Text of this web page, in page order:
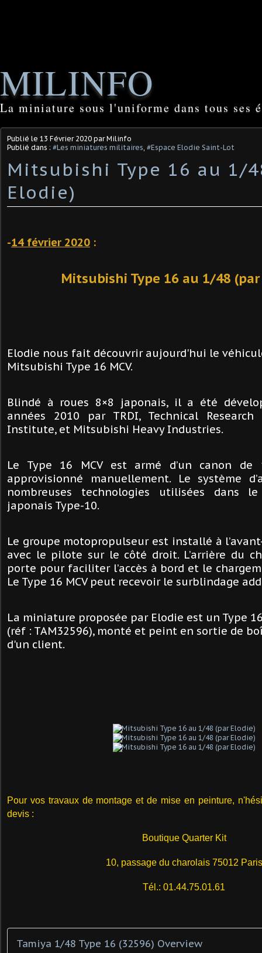
MILINFO
La miniature sous l'uniforme dans tous ses
Publié le 13 Février 2020 par Milinfo
Publié dans : #Les miniatures militaires, #Espace Elodie Saint-Lot
Mitsubishi Type 16 au 1/
Elodie)
-14 février 2020 :
Mitsubishi Type 16 au 1/48
Elodie nous fait découvrir aujourd'hui le
Mitsubishi Type 16 MCV.
Blindé à roues 8×8 japonais, il a été
années 2010 par TRDI, Technical
Institute, et Mitsubishi Heavy Industries.
Le Type 16 MCV est armé d’un canon de
approvisionné manuellement. Le système
nombreuses technologies utilisées dans
japonais Type-10.
Le groupe motopropulseur est installé à
avec le pilote sur le côté droit. L’arrière du
porte pour faciliter l’accès à bord et le
Le Type 16 MCV peut recevoir le surblindage
La miniature proposée par Elodie est un Type
(réf : TAM32596), monté et peint en sortie de
d'un client.
Pour vos travaux de montage et de mise en peinture,
devis :
Boutique Quarter Kit
10, passage du charolais 75012 Paris
Tél.: 01.44.75.01.61
Tamiya 1/48 Type 16 (32596) Overview